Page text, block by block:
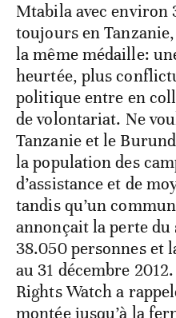
Mtabila avec environ
toujours en
la même médaille:
heurtée, plus
politique entre en
de volontariat. Ne
Tanzanie et le
la population des
d’assistance et de
tandis qu’un
annonçait la perte
38.050 personnes et
au 31 décembre
Rights Watch a
montée jusqu’à la